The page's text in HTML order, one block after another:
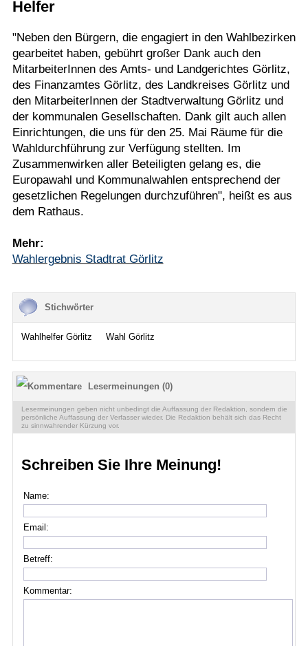
Helfer
"Neben den Bürgern, die engagiert in den Wahlbezirken
gearbeitet haben, gebührt großer Dank auch den
MitarbeiterInnen des Amts- und Landgerichtes Görlitz,
des Finanzamtes Görlitz, des Landkreises Görlitz und
den MitarbeiterInnen der Stadtverwaltung Görlitz und
der kommunalen Gesellschaften. Dank gilt auch allen
Einrichtungen, die uns für den 25. Mai Räume für die
Wahldurchführung zur Verfügung stellten. Im
Zusammenwirken aller Beteiligten gelang es, die
Europawahl und Kommunalwahlen entsprechend der
gesetzlichen Regelungen durchzuführen", heißt es aus
dem Rathaus.
Mehr:
Wahlergebnis Stadtrat Görlitz
Stichwörter
Wahlhelfer Görlitz Wahl Görlitz
Lesermeinungen (0)
Lesermeinungen geben nicht unbedingt die Auffassung der Redaktion, sondern die
persönliche Auffassung der Verfasser wieder. Die Redaktion behält sich das Recht
zu sinnwahrender Kürzung vor.
Schreiben Sie Ihre Meinung!
Name:
Email:
Betreff:
Kommentar: